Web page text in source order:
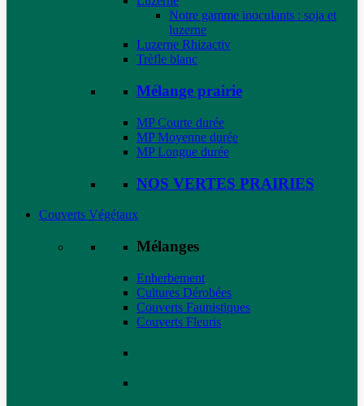
Notre gamme inoculants : soja et
luzerne
Luzerne Rhizactiv
Trèfle blanc
Mélange prairie
MP Courte durée
MP Moyenne durée
MP Longue durée
NOS VERTES PRAIRIES
Couverts Végétaux
Mélanges
Enherbement
Cultures Dérobées
Couverts Faunistiques
Couverts Fleuris